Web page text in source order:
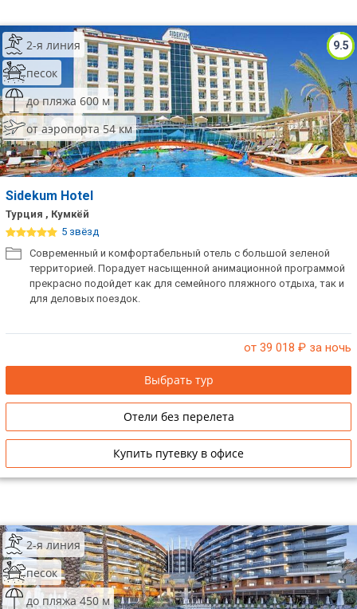
9.5
2-я линия
песок
до пляжа 600 м
от аэропорта 54 км
Sidekum Hotel
Турция , Кумкёй
5 звёзд
Современный и комфортабельный отель с большой зеленой
территорией. Порадует насыщенной анимационной программой
прекрасно подойдет как для семейного пляжного отдыха, так и
для деловых поездок.
от 39 018 ₽ за ночь
Выбрать тур
Отели без перелета
Купить путевку в офисе
2-я линия
песок
до пляжа 450 м